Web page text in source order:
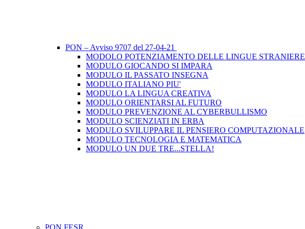
PON – Avviso 9707 del 27-04-21
MODOLO POTENZIAMENTO DELLE LINGUE STRANIERE
MODULO GIOCANDO SI IMPARA
MODULO IL PASSATO INSEGNA
MODULO ITALIANO PIU'
MODULO LA LINGUA CREATIVA
MODULO ORIENTARSI AL FUTURO
MODULO PREVENZIONE AL CYBERBULLISMO
MODULO SCIENZIATI IN ERBA
MODULO SVILUPPARE IL PENSIERO COMPUTAZIONALE
MODULO TECNOLOGIA E MATEMATICA
MODULO UN DUE TRE...STELLA!